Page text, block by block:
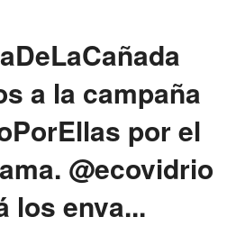
a la campaña
por el
@ecovidrio
los enva...